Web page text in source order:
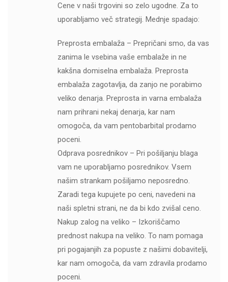
Cene v naši trgovini so zelo ugodne. Za to
uporabljamo več strategij. Mednje spadajo:
Preprosta embalaža – Prepričani smo, da vas
zanima le vsebina vaše embalaže in ne
kakšna domiselna embalaža. Preprosta
embalaža zagotavlja, da zanjo ne porabimo
veliko denarja. Preprosta in varna embalaža
nam prihrani nekaj denarja, kar nam
omogoča, da vam pentobarbital prodamo
poceni.
Odprava posrednikov – Pri pošiljanju blaga
vam ne uporabljamo posrednikov. Vsem
našim strankam pošiljamo neposredno.
Zaradi tega kupujete po ceni, navedeni na
naši spletni strani, ne da bi kdo zvišal ceno.
Nakup zalog na veliko – Izkoriščamo
prednost nakupa na veliko. To nam pomaga
pri pogajanjih za popuste z našimi dobavitelji,
kar nam omogoča, da vam zdravila prodamo
poceni.